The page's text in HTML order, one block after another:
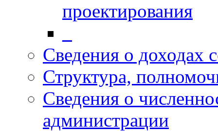
проектирования
Сведения о доходах
Структура,
Сведения о
администрации